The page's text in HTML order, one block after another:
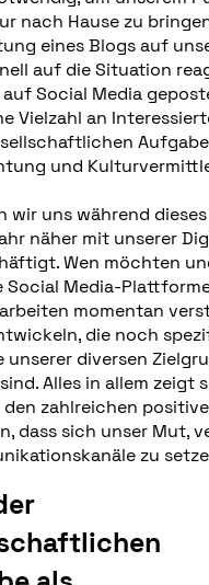
nach Hause zu
eines Blogs auf
auf die Situation
Social Media
Vielzahl an
und
wir uns während dieses
näher mit unserer
Wen möchten
Social Media-
momentan
die noch
unserer diversen
Alles in allem zeigt
zahlreichen
dass sich unser Mut,
zu